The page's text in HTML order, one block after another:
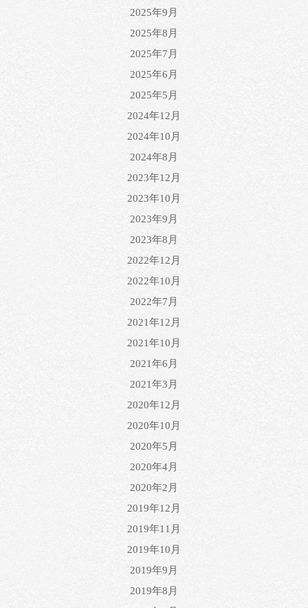
2025年9月
2025年8月
2025年7月
2025年6月
2025年5月
2024年12月
2024年10月
2024年8月
2023年12月
2023年10月
2023年9月
2023年8月
2022年12月
2022年10月
2022年7月
2021年12月
2021年10月
2021年6月
2021年3月
2020年12月
2020年10月
2020年5月
2020年4月
2020年2月
2019年12月
2019年11月
2019年10月
2019年9月
2019年8月